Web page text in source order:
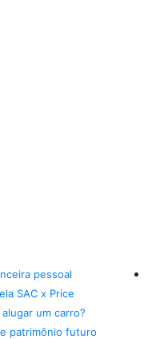
pessoal
SAC x Price
um carro?
patrimônio futuro